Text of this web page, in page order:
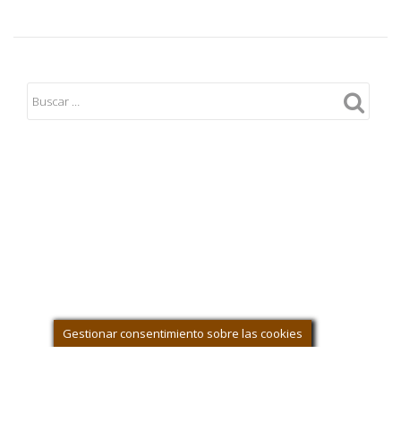
Gestionar consentimiento sobre las cookies